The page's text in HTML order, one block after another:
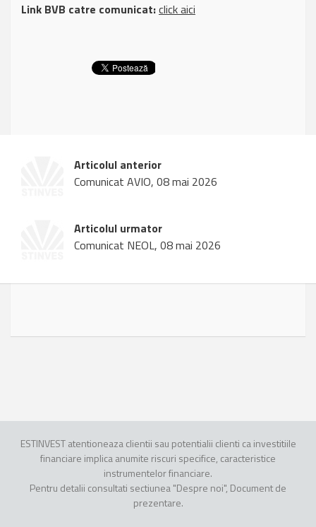
Link BVB catre comunicat:click aici
Articolul anterior
Comunicat AVIO, 08 mai 2026
Articolul urmator
Comunicat NEOL, 08 mai 2026
ESTINVEST atentioneaza clientii sau potentialii clienti ca investitiile
financiare implica anumite riscuri specifice, caracteristice
instrumentelor financiare.
Pentru detalii consultati sectiunea "Despre noi", Document de
prezentare.